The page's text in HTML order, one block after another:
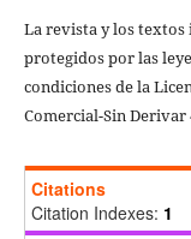
La revista y los textos
protegidos por las
condiciones de la
Comercial-Sin
Citations
Citation Indexes: 1